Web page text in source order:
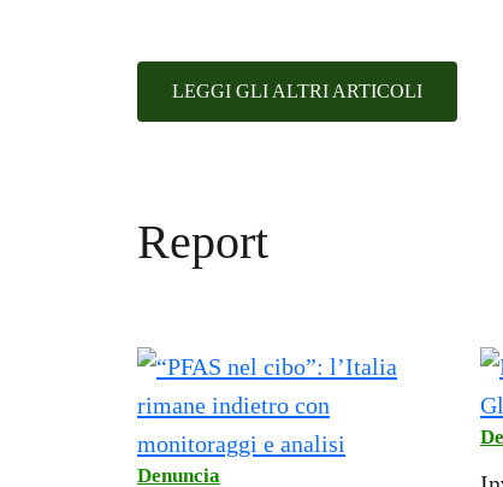
LEGGI GLI ALTRI ARTICOLI
Report
Denuncia